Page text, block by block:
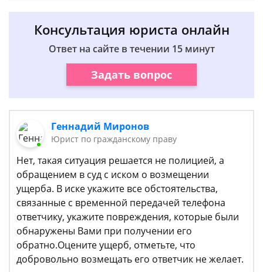
Консультация юриста онлайн
Ответ на сайте в течении 15 минут
Задать вопрос
Геннадий Миронов
Юрист по гражданскому праву
Нет, такая ситуация решается не полицией, а
обращением в суд с иском о возмещении
ущерба. В иске укажите все обстоятельства,
связанные с временной передачей телефона
ответчику, укажите повреждения, которые были
обнаружены Вами при получении его
обратно.Оцените ущерб, отметьте, что
добровольно возмещать его ответчик не желает.